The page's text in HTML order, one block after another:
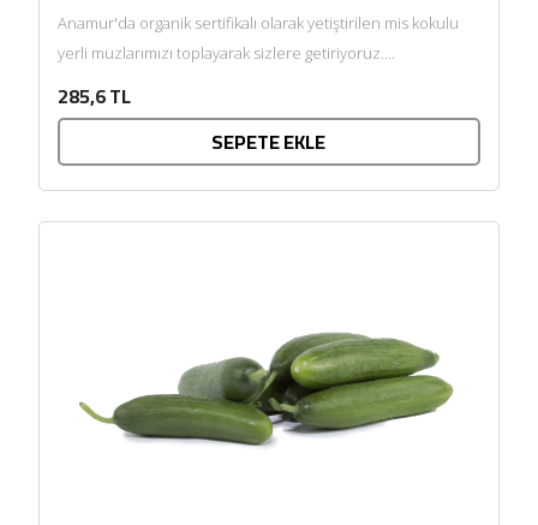
Anamur'da organik sertifikalı olarak yetiştirilen mis kokulu
yerli muzlarımızı toplayarak sizlere getiriyoruz....
285,6 TL
SEPETE EKLE